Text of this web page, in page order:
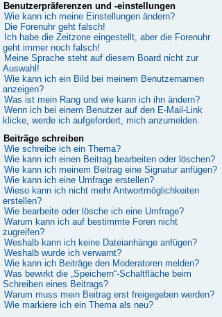
Benutzerpräferenzen und -einstellungen
Wie kann ich meine Einstellungen ändern?
Die Forenuhr geht falsch!
Ich habe die Zeitzone eingestellt, aber die Forenuhr
geht immer noch falsch!
Meine Sprache steht auf diesem Board nicht zur
Auswahl!
Wie kann ich ein Bild bei meinem Benutzernamen
anzeigen?
Was ist mein Rang und wie kann ich ihn ändern?
Wenn ich bei einem Benutzer auf den E-Mail-Link
klicke, werde ich aufgefordert, mich anzumelden.
Beiträge schreiben
Wie schreibe ich ein Thema?
Wie kann ich einen Beitrag bearbeiten oder löschen?
Wie kann ich meinem Beitrag eine Signatur anfügen?
Wie kann ich eine Umfrage erstellen?
Wieso kann ich nicht mehr Antwortmöglichkeiten
erstellen?
Wie bearbeite oder lösche ich eine Umfrage?
Warum kann ich auf bestimmte Foren nicht
zugreifen?
Weshalb kann ich keine Dateianhänge anfügen?
Weshalb wurde ich verwarnt?
Wie kann ich Beiträge den Moderatoren melden?
Was bewirkt die „Speichern“-Schaltfläche beim
Schreiben eines Beitrags?
Warum muss mein Beitrag erst freigegeben werden?
Wie markiere ich ein Thema als neu?